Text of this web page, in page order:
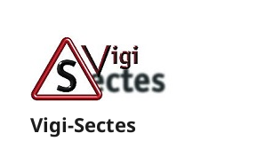
Vigi-Sectes